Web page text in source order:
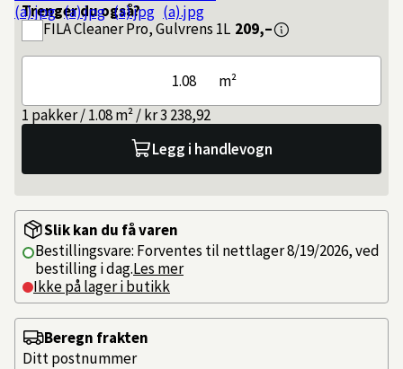
Trenger du også?
FILACleaner Pro, Gulvrens 1L 209,–
m²
1 pakker / 1.08 m² / kr 3 238,92
Legg i handlevogn
Slik kan du få varen
Bestillingsvare: Forventes til nettlager 8/19/2026, ved
bestilling i dag.Les mer
Ikke på lager i butikk
Beregn frakten
Ditt postnummer